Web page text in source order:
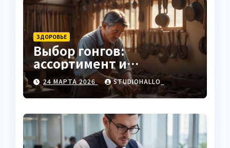
ЗДОРОВЬЕ
Выбор гонгов:
ассортимент и
характеристики
24 МАРТА 2026 STUDIOHALLO_